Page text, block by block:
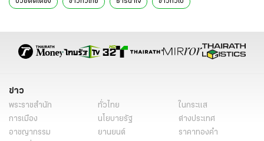
ป่วยติดเตียง ข่าวทั่วไทย ธารน้ำใจ ข่าวทั่วไป
ข่าว
พระราชสำนัก ทั่วไทย
ในกระแส
การเมือง
นโยบายรัฐ
ต่างประเทศ
อาชญากรรม
ยานยนต์
ราคาทองคำ